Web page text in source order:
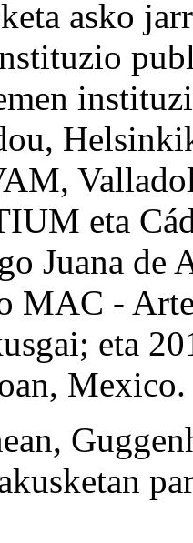
asko
eta
Juana de
MAC -
eta
Mexico.